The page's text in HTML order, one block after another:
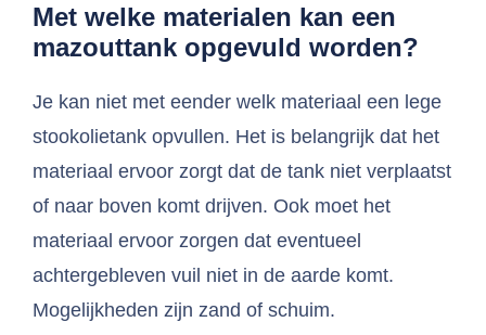
Met welke materialen kan een
mazouttank opgevuld worden?
Je kan niet met eender welk materiaal een lege
stookolietank opvullen. Het is belangrijk dat het
materiaal ervoor zorgt dat de tank niet verplaatst
of naar boven komt drijven. Ook moet het
materiaal ervoor zorgen dat eventueel
achtergebleven vuil niet in de aarde komt.
Mogelijkheden zijn zand of schuim.